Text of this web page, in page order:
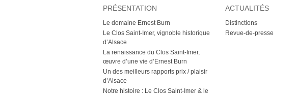
PRÉSENTATION
Le domaine Ernest Burn
Le Clos Saint-Imer, vignoble historique
d’Alsace
La renaissance du Clos Saint-Imer,
œuvre d’une vie d’Ernest Burn
Un des meilleurs rapports prix / plaisir
d’Alsace
Notre histoire : Le Clos Saint-Imer & le
ACTUALITÉS
Distinctions
Revue-de-presse